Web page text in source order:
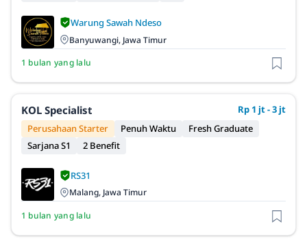
Warung Sawah Ndeso
Banyuwangi, Jawa Timur
1 bulan yang lalu
KOL Specialist
Rp 1 jt - 3 jt
Perusahaan Starter
Penuh Waktu
Fresh Graduate
Sarjana S1
2 Benefit
RS31
Malang, Jawa Timur
1 bulan yang lalu